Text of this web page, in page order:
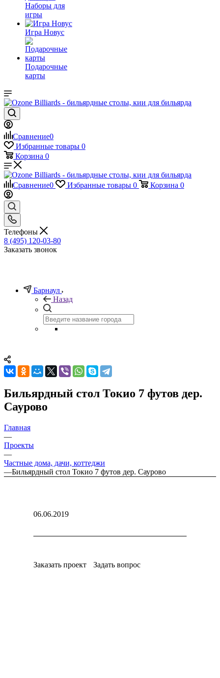
Наборы для
игры
Игра Новус
Подарочные
карты
Сравнение0
Избранные товары 0
Корзина 0
Сравнение0 Избранные товары 0 Корзина 0
Телефоны
8 (495) 120-03-80
Заказать звонок
Барнаул
Назад
Бильярдный стол Токио 7 футов дер.
Cаурово
Главная
—
Проекты
—
Частные дома, дачи, коттеджи
—Бильярдный стол Токио 7 футов дер. Cаурово
06.06.2019
Заказать проект Задать вопрос